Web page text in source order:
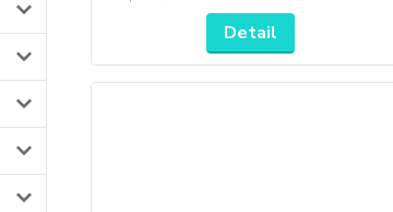
Detail